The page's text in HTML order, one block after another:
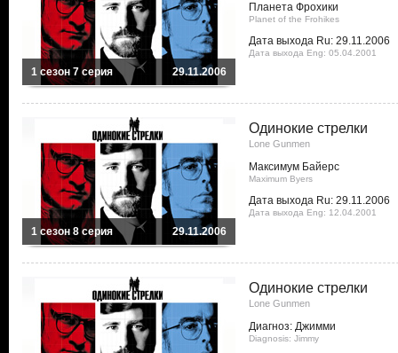
1 сезон 7 серия 29.11.2006
Планета Фрохики
Planet of the Frohikes
Дата выхода Ru: 29.11.2006
Дата выхода Eng: 05.04.2001
1 сезон 8 серия 29.11.2006
Одинокие стрелки
Lone Gunmen
Максимум Байерс
Maximum Byers
Дата выхода Ru: 29.11.2006
Дата выхода Eng: 12.04.2001
Одинокие стрелки
Lone Gunmen
Диагноз: Джимми
Diagnosis: Jimmy